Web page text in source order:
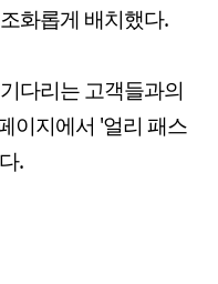
화롭게 배치했다.
다리는 고객들과의
이지에서 '얼리 패스
.